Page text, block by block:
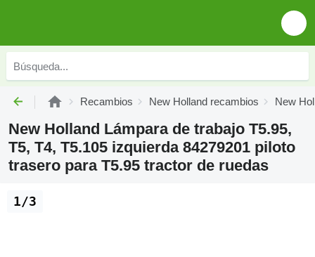
Recambios New Holland recambios New
New Holland Lámpara de trabajo T5.95,
T5, T4, T5.105 izquierda 84279201 piloto
trasero para T5.95 tractor de ruedas
1/3